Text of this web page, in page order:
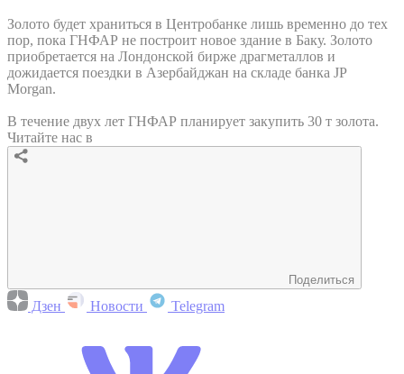
Золото будет храниться в Центробанке лишь временно до тех
пор, пока ГНФАР не построит новое здание в Баку. Золото
приобретается на Лондонской бирже драгметаллов и
дожидается поездки в Азербайджан на складе банка JP
Morgan.
В течение двух лет ГНФАР планирует закупить 30 т золота.
Читайте нас в
Поделиться
Дзен Новости Telegram